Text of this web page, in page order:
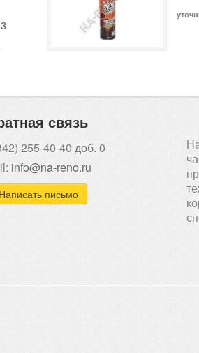
связь
255-40-40 доб. 0
info@na-reno.ru
Написать письмо